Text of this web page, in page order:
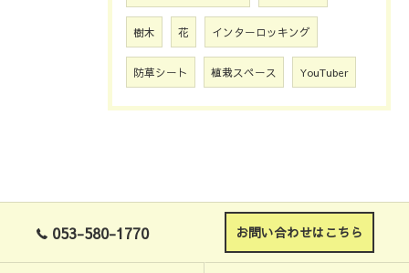
樹木 花 インターロッキング
防草シート 植栽スペース YouTuber
053-580-1770 お問い合わせはこちら